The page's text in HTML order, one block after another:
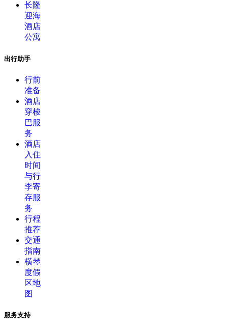
长隆
迎海
酒店
公寓
出行助手
行前
准备
酒店
穿梭
巴服
务
酒店
入住
时间
与行
李寄
存服
务
行程
推荐
交通
指南
横琴
度假
区地
图
服务支持